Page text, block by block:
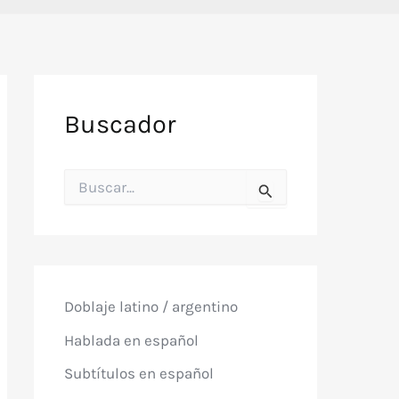
Buscador
o
:
Doblaje latino / argentino
Hablada en español
Subtítulos en español